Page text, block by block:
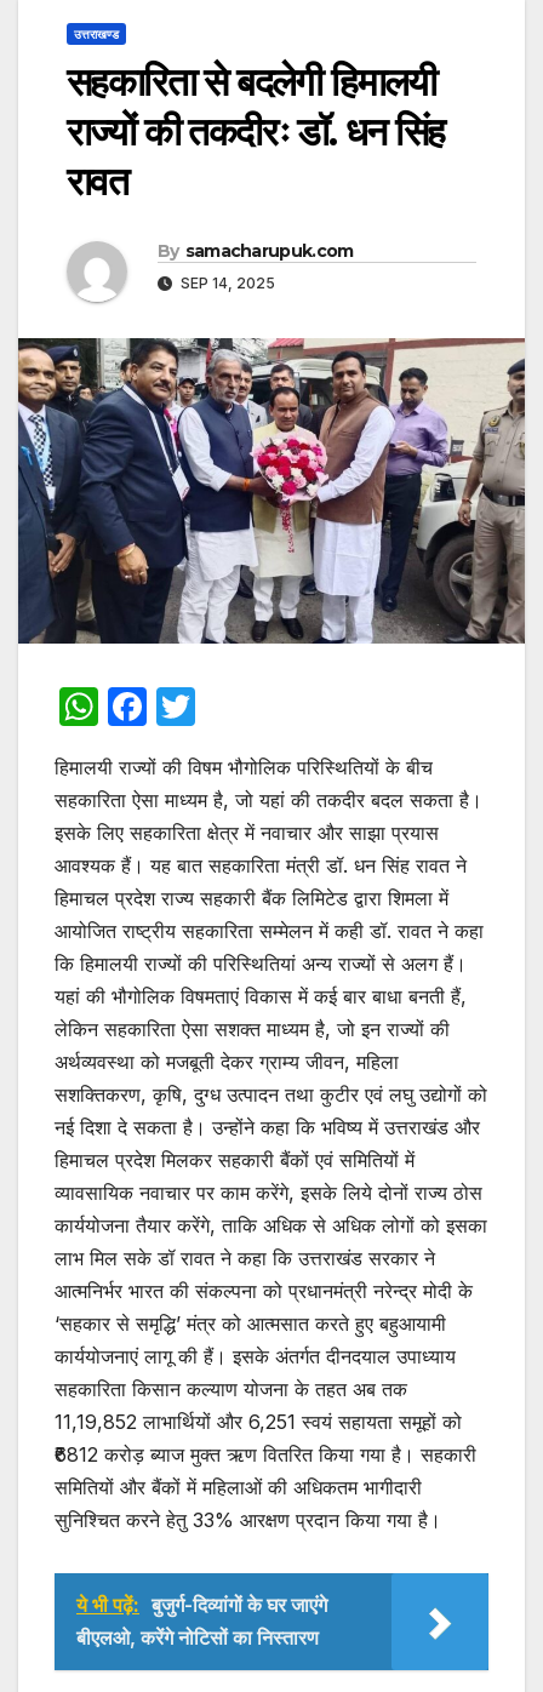
उत्तराखण्ड
सहकारिता से बदलेगी हिमालयी
राज्यों की तकदीरः डॉ. धन सिंह
रावत
By samacharupuk.com
SEP 14, 2025
W
h
at
s
A
p
p
F
a
c
e
b
o
o
k
w
itt
er
हिमालयी राज्यों की विषम भौगोलिक परिस्थितियों के बीच
सहकारिता ऐसा माध्यम है, जो यहां की तकदीर बदल सकता है।
इसके लिए सहकारिता क्षेत्र में नवाचार और साझा प्रयास
आवश्यक हैं। यह बात सहकारिता मंत्री डॉ. धन सिंह रावत ने
हिमाचल प्रदेश राज्य सहकारी बैंक लिमिटेड द्वारा शिमला में
आयोजित राष्ट्रीय सहकारिता सम्मेलन में कही डॉ. रावत ने कहा
कि हिमालयी राज्यों की परिस्थितियां अन्य राज्यों से अलग हैं।
यहां की भौगोलिक विषमताएं विकास में कई बार बाधा बनती हैं,
लेकिन सहकारिता ऐसा सशक्त माध्यम है, जो इन राज्यों की
अर्थव्यवस्था को मजबूती देकर ग्राम्य जीवन, महिला
सशक्तिकरण, कृषि, दुग्ध उत्पादन तथा कुटीर एवं लघु उद्योगों को
नई दिशा दे सकता है। उन्होंने कहा कि भविष्य में उत्तराखंड और
हिमाचल प्रदेश मिलकर सहकारी बैंकों एवं समितियों में
व्यावसायिक नवाचार पर काम करेंगे, इसके लिये दोनों राज्य ठोस
कार्ययोजना तैयार करेंगे, ताकि अधिक से अधिक लोगों को इसका
लाभ मिल सके डॉ रावत ने कहा कि उत्तराखंड सरकार ने
आत्मनिर्भर भारत की संकल्पना को प्रधानमंत्री नरेन्द्र मोदी के
‘सहकार से समृद्धि’ मंत्र को आत्मसात करते हुए बहुआयामी
कार्ययोजनाएं लागू की हैं। इसके अंतर्गत दीनदयाल उपाध्याय
सहकारिता किसान कल्याण योजना के तहत अब तक
11,19,852 लाभार्थियों और 6,251 स्वयं सहायता समूहों को
₹6812 करोड़ ब्याज मुक्त ऋण वितरित किया गया है। सहकारी
समितियों और बैंकों में महिलाओं की अधिकतम भागीदारी
सुनिश्चित करने हेतु 33% आरक्षण प्रदान किया गया है।
ये भी पढ़ें: बुजुर्ग-दिव्यांगों के घर जाएंगे
बीएलओ, करेंगे नोटिसों का निस्तारण